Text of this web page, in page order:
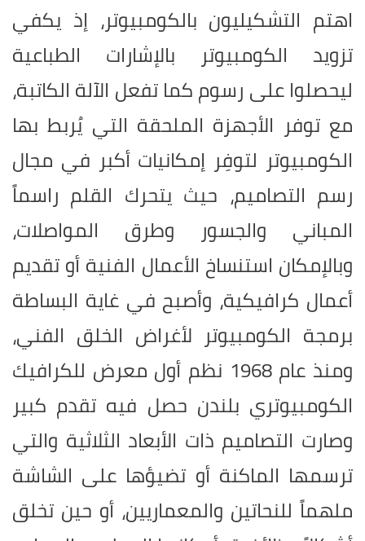
اهتم التشكيليون بالكومبيوتر، إذ يكفي
تزويد الكومبيوتر بالإشارات الطباعية
ليحصلوا على رسوم كما تفعل الآلة الكاتبة،
مع توفر الأجهزة الملحقة التي يُربط بها
الكومبيوتر لتوفِر إمكانيات أكبر في مجال
رسم التصاميم، حيث يتحرك القلم راسماً
المباني والجسور وطرق المواصلات،
وبالإمكان استنساخ الأعمال الفنية أو تقديم
أعمال كرافيكية، وأصبح في غاية البساطة
برمجة الكومبيوتر لأغراض الخلق الفني،
ومنذ عام 1968 نظم أول معرض للكرافيك
الكومبيوتري بلندن حصل فيه تقدم كبير
وصارت التصاميم ذات الأبعاد الثلاثية والتي
ترسمها الماكنة أو تضيؤها على الشاشة
ملهماً للنحاتين والمعماريين، أو حين تخلق